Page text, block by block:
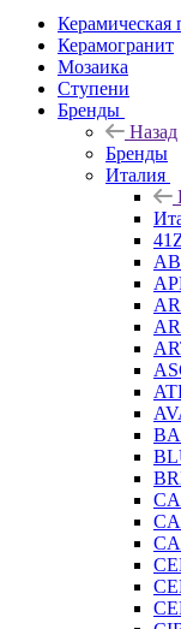
Керамическая
Керамогранит
Мозаика
Ступени
Бренды
Назад
Бренды
Италия